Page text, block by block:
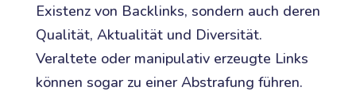
Existenz von Backlinks, sondern auch deren
Qualität, Aktualität und Diversität.
Veraltete oder manipulativ erzeugte Links
können sogar zu einer Abstrafung führen.